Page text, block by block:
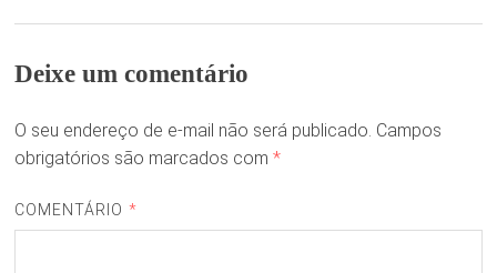
Deixe um comentário
O seu endereço de e-mail não será publicado. Campos
obrigatórios são marcados com *
COMENTÁRIO *